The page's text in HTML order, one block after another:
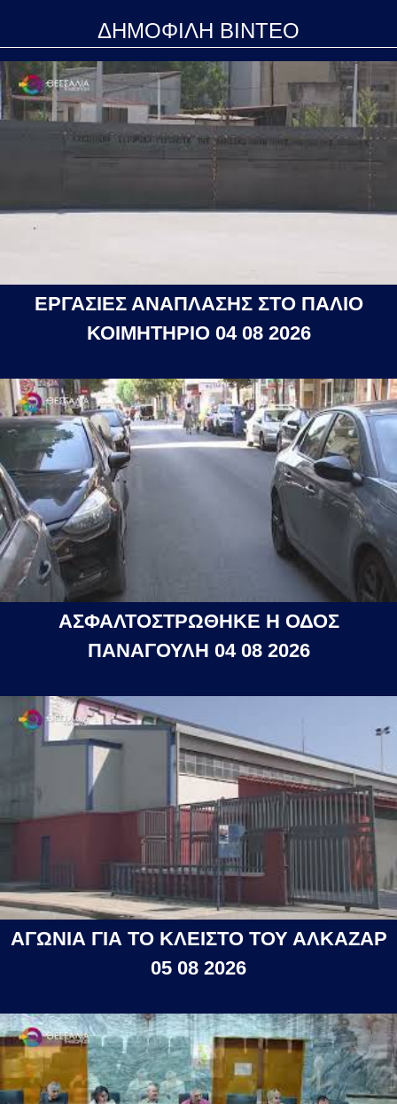
ΔΗΜΟΦΙΛΗ ΒΙΝΤΕΟ
ΕΡΓΑΣΙΕΣ ΑΝΑΠΛΑΣΗΣ ΣΤΟ ΠΑΛΙΟ
ΚΟΙΜΗΤΗΡΙΟ 04 08 2026
ΑΣΦΑΛΤΟΣΤΡΩΘΗΚΕ Η ΟΔΟΣ
ΠΑΝΑΓΟΥΛΗ 04 08 2026
ΑΓΩΝΙΑ ΓΙΑ ΤΟ ΚΛΕΙΣΤΟ ΤΟΥ ΑΛΚΑΖΑΡ
05 08 2026